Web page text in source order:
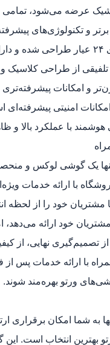
عرضه می‌شود، تمامی
و تکنولوژی‌های
با استفاده از چرم طبیعی و
از طراحی کلاسیک
و امکانات
امکانات امنیتی
با عملکرد بالا و
یک گوشی لوکس و
خود را از لحظه
خود ارائه
از تصمیم‌گیری نهایی،
با ارائه خدمات
ورتو بهره‌مند شوند.
به شما امکان برقراری
بهترین انتخاب است.